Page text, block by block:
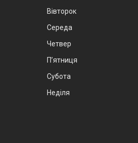
Вівторок
Середа
Четвер
Пʼятниця
Субота
Неділя